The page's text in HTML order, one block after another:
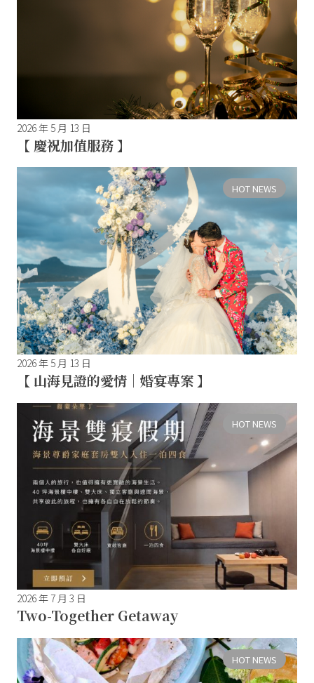
2026 年 5 月 13 日
【 慶祝加值服務 】
HOT NEWS
2026 年 5 月 13 日
【 山海見證的愛情｜婚宴專案 】
HOT NEWS
2026 年 7 月 3 日
Two-Together Getaway
HOT NEWS